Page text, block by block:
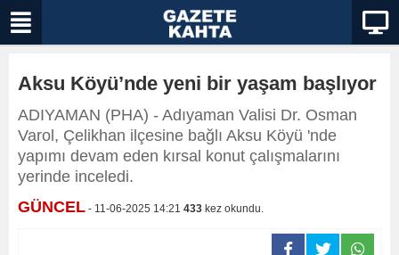
Aksu Köyü’nde yeni bir yaşam başlıyor
ADIYAMAN (PHA) - Adıyaman Valisi Dr. Osman
Varol, Çelikhan ilçesine bağlı Aksu Köyü 'nde
yapımı devam eden kırsal konut çalışmalarını
yerinde inceledi.
GÜNCEL - 11-06-2025 14:21 433 kez okundu.